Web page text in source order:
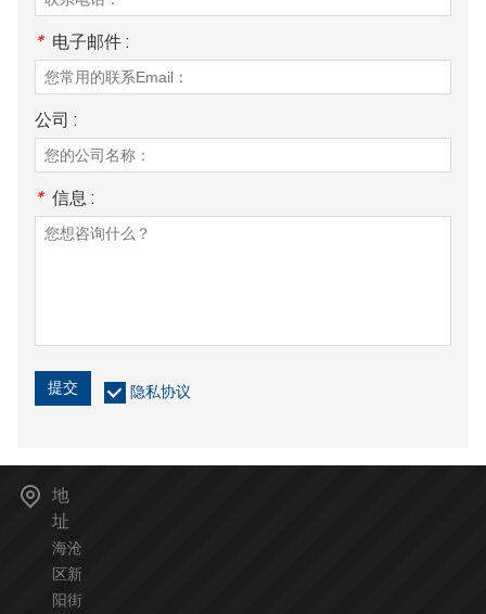
* 电子邮件 :
公司 :
* 信息 :
提交 隐私协议
地
址
海沧
区新
阳街